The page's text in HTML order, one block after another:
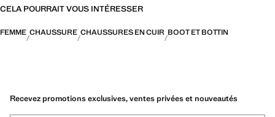
CELA POURRAIT VOUS INTÉRESSER
FEMME CHAUSSURE CHAUSSURES EN CUIR BOOT ET BOTTIN
Recevez promotions exclusives, ventes privées et nouveautés